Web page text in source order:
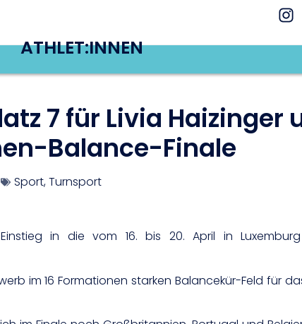
ATHLET:INNEN
7 für Livia Haizinger
Balance-Finale
Sport,Turnsport
in die vom 16. bis 20. April in
im 16 Formationen starken Balancekür-Feld für